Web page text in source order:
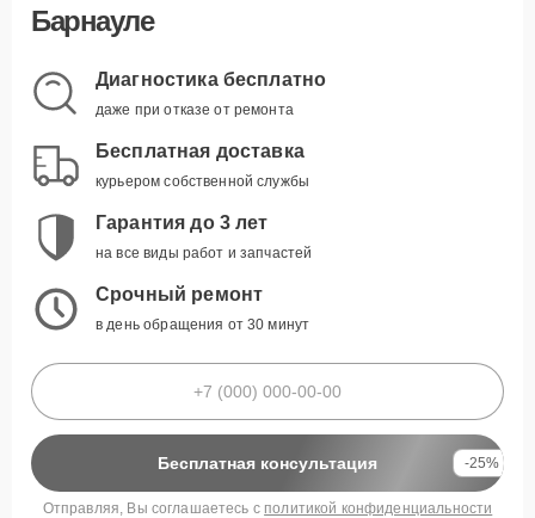
Барнауле
Диагностика бесплатно
даже при отказе от ремонта
Бесплатная доставка
курьером собственной службы
Гарантия до 3 лет
на все виды работ и запчастей
Срочный ремонт
в день обращения от 30 минут
Бесплатная консультация -25%
Отправляя, Вы соглашаетесь с политикой конфиденциальности